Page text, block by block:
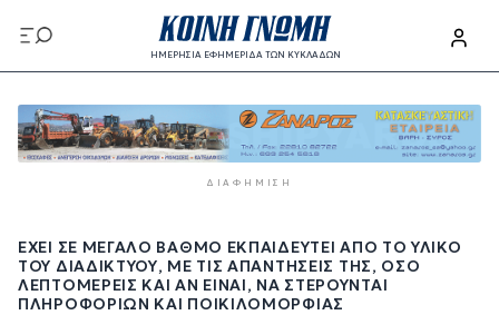
προς
το
περιεχόμενο
ΗΜΕΡΗΣΙΑ ΕΦΗΜΕΡΙΔΑ ΤΩΝ ΚΥΚΛΑΔΩΝ
προς
το
κυρίως
ΔΙΑΦΉΜΙΣΗ
ΈΧΕΙ ΣΕ ΜΕΓΆΛΟ ΒΑΘΜΌ ΕΚΠΑΙΔΕΥΤΕΊ ΑΠΌ ΤΟ ΥΛΙΚΌ
ΤΟΥ ΔΙΑΔΙΚΤΎΟΥ, ΜΕ ΤΙΣ ΑΠΑΝΤΉΣΕΙΣ ΤΗΣ, ΌΣΟ
ΛΕΠΤΟΜΕΡΕΊΣ ΚΑΙ ΑΝ ΕΊΝΑΙ, ΝΑ ΣΤΕΡΟΎΝΤΑΙ
ΠΛΗΡΟΦΟΡΙΏΝ ΚΑΙ ΠΟΙΚΙΛΟΜΟΡΦΊΑΣ